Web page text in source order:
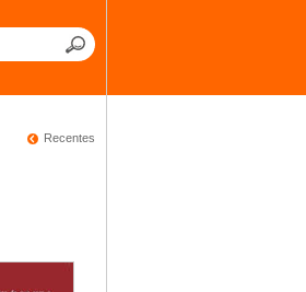
Recentes